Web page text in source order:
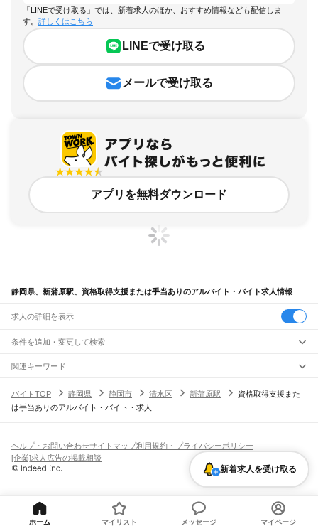
「LINEで受け取る」では、新着求人のほか、おすすめ情報なども配信しま
す。 詳しくはこちら
LINEで受け取る
メールで受け取る
アプリを無料ダウンロード
静岡県、新蒲原駅、資格取得支援または手当ありのアルバイト・バイト求人情報
求人の詳細を表示
条件を追加・変更して検索
市区町村を追加・変更
静岡県すべて
静岡市すべて
中央区浜名区天竜区
沼津市熱海市 富士市磐田市焼津市 掛川市藤枝市
御前崎市
駅を追加・変更
JR身延線
富士駅柚木駅竪堀駅入山瀬駅 富士宮駅
芝川駅 稲子駅
出馬駅
早瀬駅 中部天竜駅佐久間駅
向市場駅
水窪駅大嵐駅
職種を追加・変更
飲食・フードサービスすべて
ホールスタッフキッチンスタッフ 精肉・鮮魚加工
パン屋（ベーカリー）
バー（BAR）・バーテンダー
飲食店（店長・マネージャー）
営業・販売
営業テレフォンアポインター（テレアポ） ルートセールス
フードカウンター販売員 アパレル 家電量販店・携帯販売（携帯ショップ）
人気
日払いOK高校生歓迎 髪型・髪色自由ひげOKネイルOK
留学生・外国人活躍中
短期単発・1日OK
期間限定（春夏冬休み等）
シフト
平日のみOK 週1日からOK
雇用形態を追加・変更
契約社員
派遣社員
関連キーワード
バイトTOP
静岡県 静岡市 清水区 新蒲原駅
資格取得支援また
は手当ありのアルバイト・バイト・求人
新着求人を受け取る
ヘルプ・お問い合わせサイトマップ利用規約・プライバシーポリシー
[企業]求人広告の掲載相談
ホーム マイリスト メッセージ マイページ